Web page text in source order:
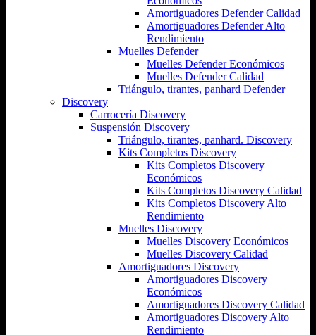
Amortiguadores Defender Calidad
Amortiguadores Defender Alto
Rendimiento
Muelles Defender
Muelles Defender Económicos
Muelles Defender Calidad
Triángulo, tirantes, panhard Defender
Discovery
Carrocería Discovery
Suspensión Discovery
Triángulo, tirantes, panhard. Discovery
Kits Completos Discovery
Kits Completos Discovery
Económicos
Kits Completos Discovery Calidad
Kits Completos Discovery Alto
Rendimiento
Muelles Discovery
Muelles Discovery Económicos
Muelles Discovery Calidad
Amortiguadores Discovery
Amortiguadores Discovery
Económicos
Amortiguadores Discovery Calidad
Amortiguadores Discovery Alto
Rendimiento